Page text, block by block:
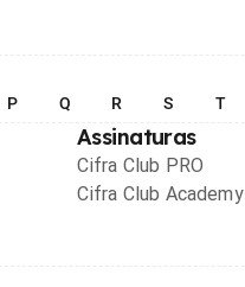
P Q R S T
Assinaturas
Cifra Club PRO
Cifra Club Academy